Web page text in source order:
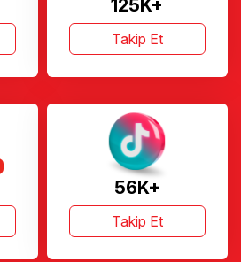
125K+
Takip Et
56K+
Takip Et